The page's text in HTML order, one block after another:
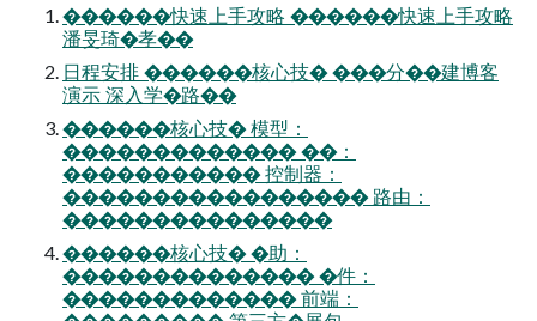
������快速上⼿攻略 ������快速上⼿攻略
潘旻琦�孝��
⽇程安排 ������核⼼技� ���分��建博客
演⽰ 深⼊学�路��
������核⼼技� 模型：
������������� ��：
����������� 控制器：
����������������� 路由：
���������������
������核⼼技� �助：
�������������� �件：
������������� 前端：